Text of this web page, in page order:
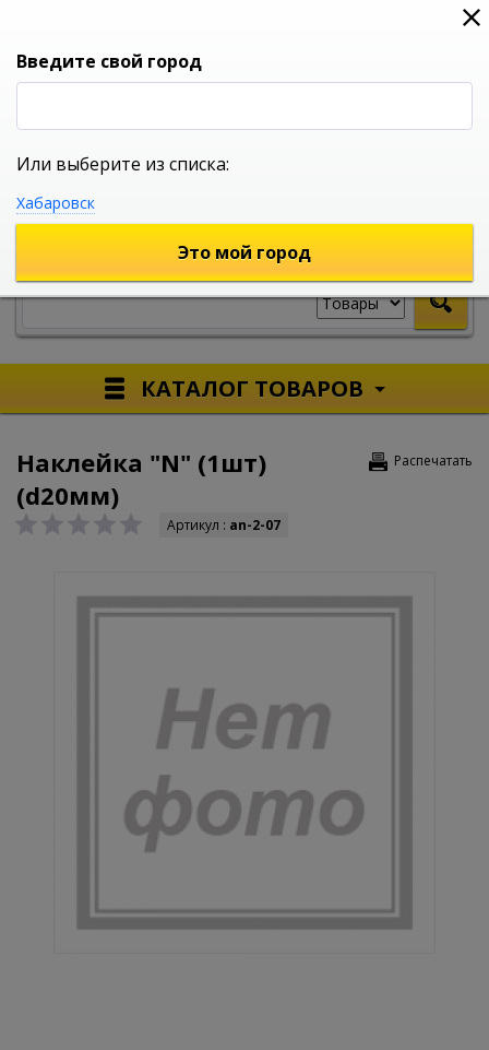
0
УНИВЕРСАЛЬНЫЙ ИНТЕРНЕТ МАГАЗИН
КАТАЛОГ ТОВАРОВ
Распечатать
Наклейка "N" (1шт)
(d20мм)
Артикул : an-2-07
Введите свой город
Или выберите из списка:
Хабаровск
Это мой город